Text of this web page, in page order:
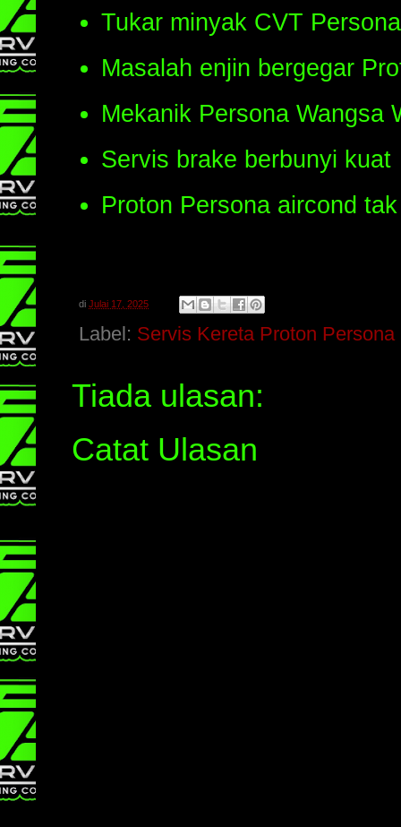
Tukar minyak CVT Persona
Masalah enjin bergegar
Mekanik Persona Wangsa
Servis brake berbunyi kuat
Proton Persona aircond
di Julai 17, 2025
Label: Servis Kereta Proton
Tiada ulasan:
Catat Ulasan